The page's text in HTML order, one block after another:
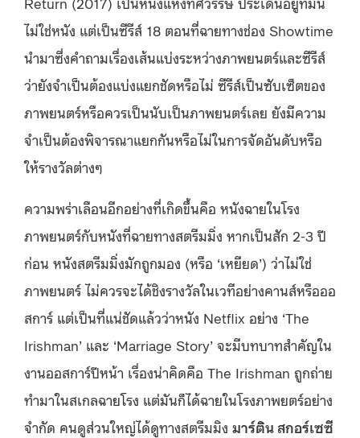
ไม่ใช่หนัง แต่เป็นซีรีส์ 18 ตอนที่ฉายทางช่อง Showtime
นำมาซึ่งคำถามเรื่องเส้นแบ่งระหว่างภาพยนตร์และซีรีส์
ว่ายังจำเป็นต้องแบ่งแยกชัดหรือไม่ ซีรีส์เป็นซับเซ็ตของ
ภาพยนตร์หรือควรเป็นนับเป็นภาพยนตร์เลย ยังมีความ
จำเป็นต้องพิจารณาแยกกันหรือไม่ในการจัดอันดับหรือ
ให้รางวัลต่างๆ
ความพร่าเลือนอีกอย่างที่เกิดขึ้นคือ หนังฉายในโรง
ภาพยนตร์กับหนังที่ฉายทางสตรีมมิ่ง หากเป็นสัก 2-3 ปี
ก่อน หนังสตรีมมิ่งมักถูกมอง (หรือ ‘เหยียด’) ว่าไม่ใช่
ภาพยนตร์ ไม่ควรจะได้ชิงรางวัลในเวทีอย่างคานส์หรือออ
สการ์ แต่เป็นที่แน่ชัดแล้วว่าหนัง Netflix อย่าง ‘The
Irishman’ และ ‘Marriage Story’ จะมีบทบาทสำคัญใน
งานออสการ์ปีหน้า เรื่องน่าคิดคือ The Irishman ถูกถ่าย
ทำมาในสเกลฉายโรง แต่มันก็ได้ฉายในโรงภาพยตร์อย่าง
จำกัด คนดูส่วนใหญ่ได้ดูทางสตรีมมิง มาร์ติน สกอร์เซซี